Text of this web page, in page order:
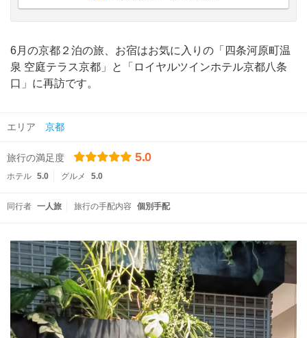
6月の京都２泊の旅、お宿はお気に入りの「四条河原町温
泉 空庭テラス京都」と「ロイヤルツインホテル京都八条
口」に再訪です。
エリア 京都
旅行の満足度 5.0
ホテル 5.0 グルメ 5.0
同行者 一人旅 旅行の手配内容 個別手配